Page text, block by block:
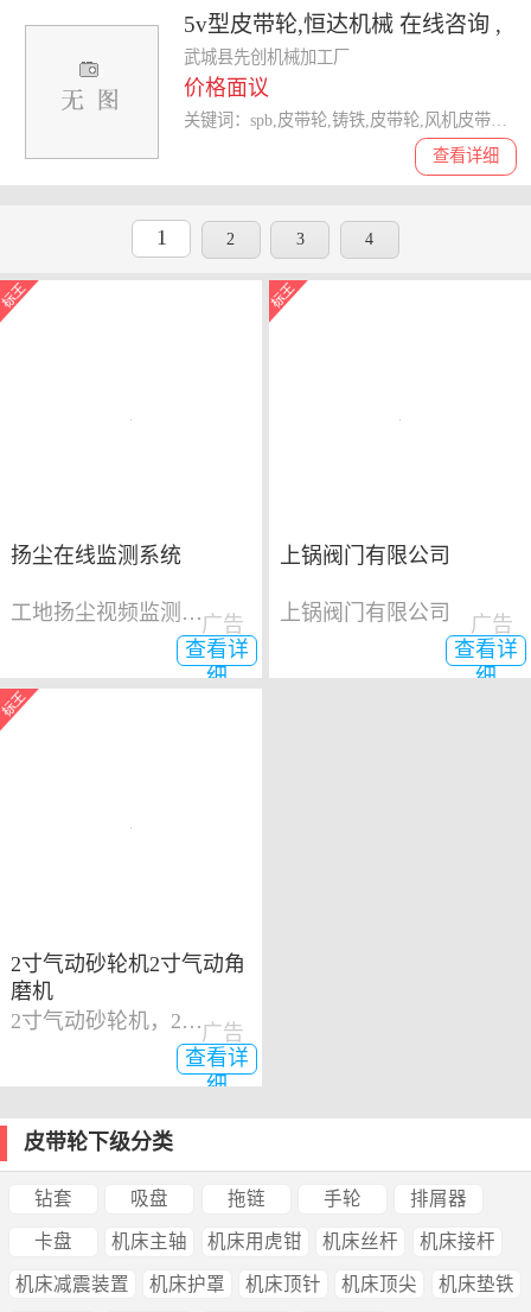
5v型皮带轮,恒达机械 在线咨询 ,
皮带轮
武城县先创机械加工厂
价格面议
查看详细
1 2 3 4
扬尘在线监测系统
工地扬尘视频监测系统
查看详
细
广告
上锅阀门有限公司
上锅阀门有限公司
查看详
细
广告
2寸气动砂轮机2寸气动角
磨机
2寸气动砂轮机，2寸气动角磨机
查看详
细
广告
皮带轮下级分类
钻套 吸盘 拖链 手轮 排屑器
卡盘 机床主轴 机床用虎钳 机床丝杆 机床接杆
机床减震装置 机床护罩 机床顶针 机床顶尖 机床垫铁